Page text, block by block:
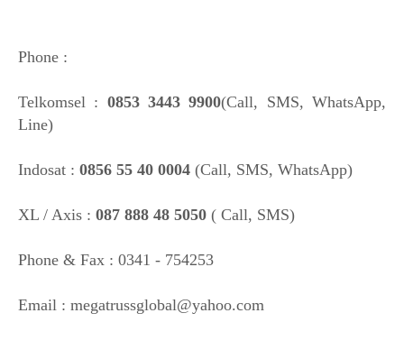
Phone :
Telkomsel : 0853 3443 9900(Call, SMS, WhatsApp,
Line)
Indosat : 0856 55 40 0004 (Call, SMS, WhatsApp)
XL / Axis : 087 888 48 5050 ( Call, SMS)
Phone & Fax : 0341 - 754253
Email : megatrussglobal@yahoo.com